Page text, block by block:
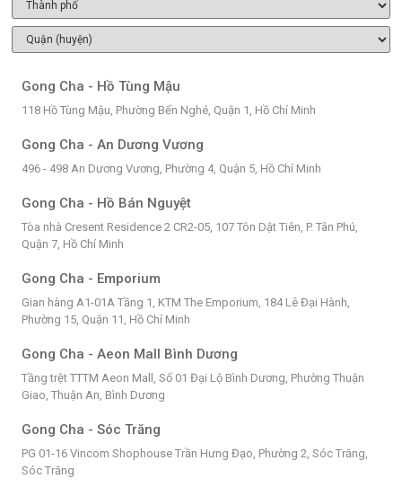
Gong Cha - Hồ Tùng Mậu
118 Hồ Tùng Mậu, Phường Bến Nghé, Quận 1, Hồ Chí Minh
Gong Cha - An Dương Vương
496 - 498 An Dương Vương, Phường 4, Quận 5, Hồ Chí Minh
Gong Cha - Hồ Bán Nguyệt
Tòa nhà Cresent Residence 2 CR2-05, 107 Tôn Dật Tiên, P. Tân Phú,
Quận 7, Hồ Chí Minh
Gong Cha - Emporium
Gian hàng A1-01A Tầng 1, KTM The Emporium, 184 Lê Đại Hành,
Phường 15, Quận 11, Hồ Chí Minh
Gong Cha - Aeon Mall Bình Dương
Tầng trệt TTTM Aeon Mall, Số 01 Đại Lộ Bình Dương, Phường Thuận
Giao, Thuận An, Bình Dương
Gong Cha - Sóc Trăng
PG 01-16 Vincom Shophouse Trần Hưng Đạo, Phường 2, Sóc Trăng,
Sóc Trăng